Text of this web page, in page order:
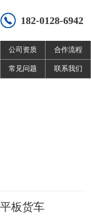
182-0128-6942
公司资质 合作流程
常见问题 联系我们
板货车